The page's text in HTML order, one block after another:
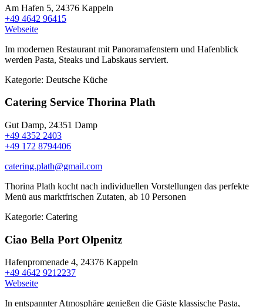
Am Hafen 5, 24376 Kappeln
+49 4642 96415
Webseite
Im modernen Restaurant mit Panoramafenstern und Hafenblick
werden Pasta, Steaks und Labskaus serviert.
Kategorie: Deutsche Küche
Catering Service Thorina Plath
Gut Damp, 24351 Damp
+49 4352 2403
+49 172 8794406
catering.plath@gmail.com
Thorina Plath kocht nach individuellen Vorstellungen das perfekte
Menü aus marktfrischen Zutaten, ab 10 Personen
Kategorie: Catering
Ciao Bella Port Olpenitz
Hafenpromenade 4, 24376 Kappeln
+49 4642 9212237
Webseite
In entspannter Atmosphäre genießen die Gäste klassische Pasta,